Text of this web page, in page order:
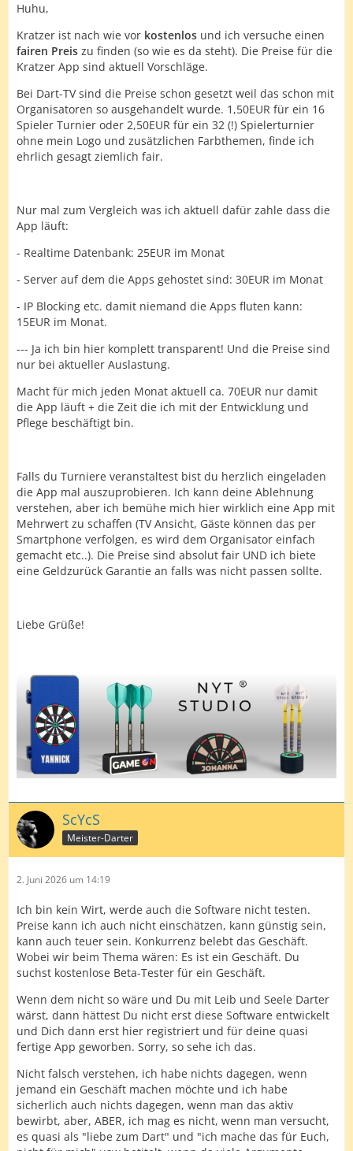
Huhu,
Kratzer ist nach wie vor kostenlos und ich versuche einen
fairen Preis zu finden (so wie es da steht). Die Preise für die
Kratzer App sind aktuell Vorschläge.
Bei Dart-TV sind die Preise schon gesetzt weil das schon mit
Organisatoren so ausgehandelt wurde. 1,50EUR für ein 16
Spieler Turnier oder 2,50EUR für ein 32 (!) Spielerturnier
ohne mein Logo und zusätzlichen Farbthemen, finde ich
ehrlich gesagt ziemlich fair.
Nur mal zum Vergleich was ich aktuell dafür zahle dass die
App läuft:
- Realtime Datenbank: 25EUR im Monat
- Server auf dem die Apps gehostet sind: 30EUR im Monat
- IP Blocking etc. damit niemand die Apps fluten kann:
15EUR im Monat.
--- Ja ich bin hier komplett transparent! Und die Preise sind
nur bei aktueller Auslastung.
Macht für mich jeden Monat aktuell ca. 70EUR nur damit
die App läuft + die Zeit die ich mit der Entwicklung und
Pflege beschäftigt bin.
Falls du Turniere veranstaltest bist du herzlich eingeladen
die App mal auszuprobieren. Ich kann deine Ablehnung
verstehen, aber ich bemühe mich hier wirklich eine App mit
Mehrwert zu schaffen (TV Ansicht, Gäste können das per
Smartphone verfolgen, es wird dem Organisator einfach
gemacht etc..). Die Preise sind absolut fair UND ich biete
eine Geldzurück Garantie an falls was nicht passen sollte.
Liebe Grüße!
ScYcS
Meister-Darter
2. Juni 2026 um 14:19
Ich bin kein Wirt, werde auch die Software nicht testen.
Preise kann ich auch nicht einschätzen, kann günstig sein,
kann auch teuer sein. Konkurrenz belebt das Geschäft.
Wobei wir beim Thema wären: Es ist ein Geschäft. Du
suchst kostenlose Beta-Tester für ein Geschäft.
Wenn dem nicht so wäre und Du mit Leib und Seele Darter
wärst, dann hättest Du nicht erst diese Software entwickelt
und Dich dann erst hier registriert und für deine quasi
fertige App geworben. Sorry, so sehe ich das.
Nicht falsch verstehen, ich habe nichts dagegen, wenn
jemand ein Geschäft machen möchte und ich habe
sicherlich auch nichts dagegen, wenn man das aktiv
bewirbt, aber, ABER, ich mag es nicht, wenn man versucht,
es quasi als "liebe zum Dart" und "ich mache das für Euch,